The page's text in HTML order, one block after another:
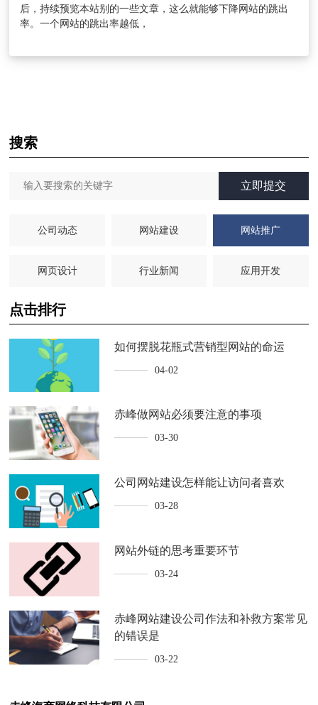
后，持续预览本站别的一些文章，这么就能够下降网站的跳出
率。一个网站的跳出率越低，
搜索
立即提交
公司动态 网站建设 网站推广
网页设计 行业新闻 应用开发
点击排行
如何摆脱花瓶式营销型网站的命运
04-02
赤峰做网站必须要注意的事项
03-30
公司网站建设怎样能让访问者喜欢
03-28
网站外链的思考重要环节
03-24
赤峰网站建设公司作法和补救方案常见
的错误是
03-22